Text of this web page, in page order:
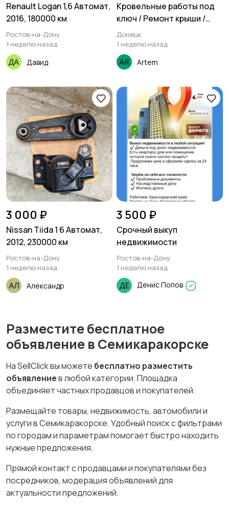
Renault Logan 1,6 Автомат,
2016, 180000 км
Ростов-на-Дону
1 неделю назад
Давид
Кровельные работы под
ключ / Ремонт крыши /
Кровля монтаж или
ремонт выезд по всей
Московской области
также
Донецк
1 неделю назад
Artem
3 000 ₽
Nissan Tiida 1 6 Автомат,
2012, 230000 км
Ростов-на-Дону
1 неделю назад
Александр
3 500 ₽
Срочный выкуп
недвижимости
Ростов-на-Дону
1 неделю назад
Денис Попов
Разместите бесплатное
объявление в Семикаракорске
На SellClick вы можете бесплатно разместить
объявлениев любой категории. Площадка
объединяет частных продавцов и покупателей.
Размещайте товары, недвижимость, автомобили и
услуги в Семикаракорске. Удобный поиск с фильтрами
по городам и параметрам помогает быстро находить
нужные предложения.
Прямой контакт с продавцами и покупателями без
посредников, модерация объявлений для
актуальности предложений.